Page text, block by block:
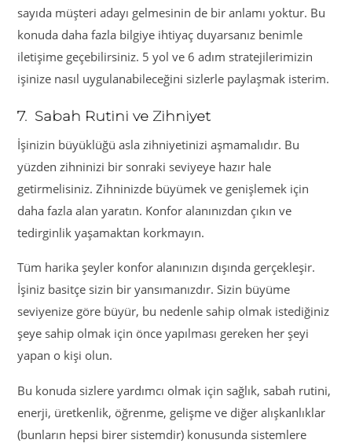
sayıda müşteri adayı gelmesinin de bir anlamı yoktur. Bu
konuda daha fazla bilgiye ihtiyaç duyarsanız benimle
iletişime geçebilirsiniz. 5 yol ve 6 adım stratejilerimizin
işinize nasıl uygulanabileceğini sizlerle paylaşmak isterim.
7. Sabah Rutini ve Zihniyet
İşinizin büyüklüğü asla zihniyetinizi aşmamalıdır. Bu
yüzden zihninizi bir sonraki seviyeye hazır hale
getirmelisiniz. Zihninizde büyümek ve genişlemek için
daha fazla alan yaratın. Konfor alanınızdan çıkın ve
tedirginlik yaşamaktan korkmayın.
Tüm harika şeyler konfor alanınızın dışında gerçekleşir.
İşiniz basitçe sizin bir yansımanızdır. Sizin büyüme
seviyenize göre büyür, bu nedenle sahip olmak istediğiniz
şeye sahip olmak için önce yapılması gereken her şeyi
yapan o kişi olun.
Bu konuda sizlere yardımcı olmak için sağlık, sabah rutini,
enerji, üretkenlik, öğrenme, gelişme ve diğer alışkanlıklar
(bunların hepsi birer sistemdir) konusunda sistemlere